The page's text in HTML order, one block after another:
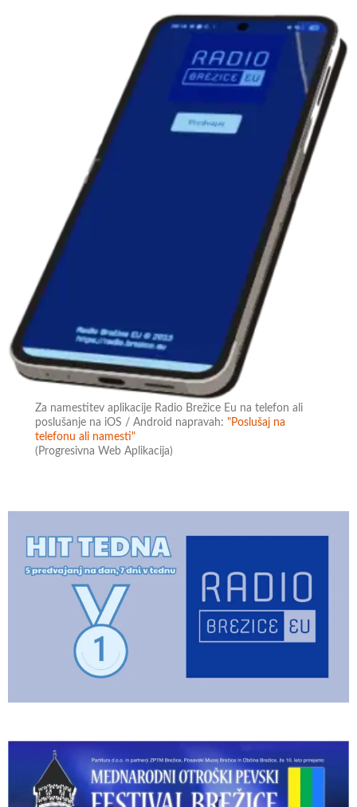
Za namestitev aplikacije Radio Brežice Eu na telefon ali
poslušanje na iOS / Android napravah:"Poslušaj na
telefonu ali namesti"
(Progresivna Web Aplikacija)